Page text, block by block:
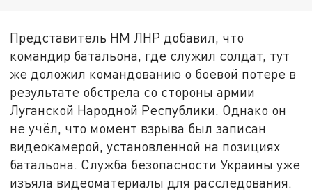
Представитель НМ ЛНР добавил, что
командир батальона, где служил солдат, тут
же доложил командованию о боевой потере в
результате обстрела со стороны армии
Луганской Народной Республики. Однако он
не учёл, что момент взрыва был записан
видеокамерой, установленной на позициях
батальона. Служба безопасности Украины уже
изъяла видеоматериалы для расследования.